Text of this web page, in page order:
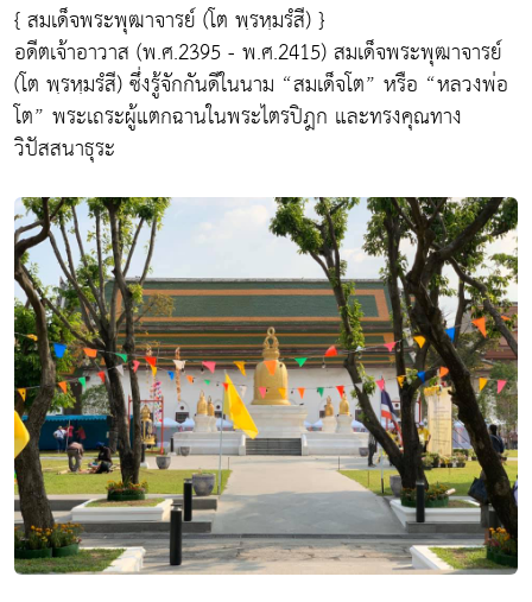
{ สมเด็จพระพุฒาจารย์ (โต พฺรหฺมรํสี) }
อดีตเจ้าอาวาส (พ.ศ.2395 - พ.ศ.2415) สมเด็จพระพุฒาจารย์
(โต พฺรหฺมรํสี) ซึ่งรู้จักกันดีในนาม “สมเด็จโต” หรือ “หลวงพ่อ
โต” พระเถระผู้แตกฉานในพระไตรปิฎก และทรงคุณทาง
วิปัสสนาธุระ